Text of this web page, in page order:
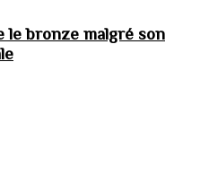
le bronze malgré son